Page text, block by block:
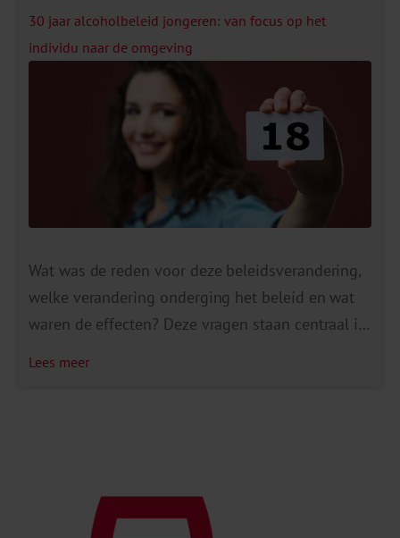
30 jaar alcoholbeleid jongeren: van focus op het
individu naar de omgeving
Wat was de reden voor deze beleidsverandering,
welke verandering onderging het beleid en wat
waren de effecten? Deze vragen staan centraal in
Lees meer
vaker een angststoornis ontwikkelen dan mensen
zonder alcoholstoornis. Ook wanneer rekening
wordt gehouden met de […]